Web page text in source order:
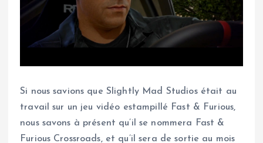
Si nous savions que Slightly Mad Studios était au
travail sur un jeu vidéo estampillé Fast & Furious,
nous savons à présent qu’il se nommera Fast &
Furious Crossroads, et qu’il sera de sortie au mois